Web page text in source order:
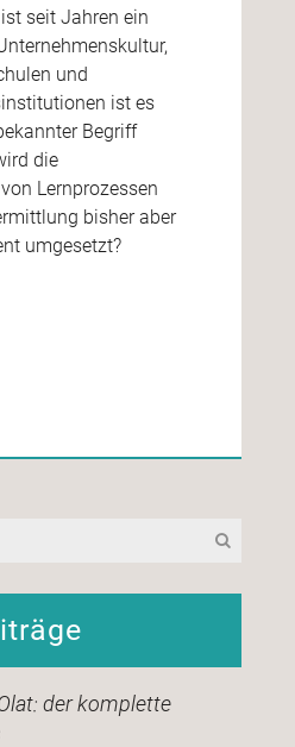
seit Jahren ein
und
ist es
Begriff
die
Lernprozessen
bisher aber
umgesetzt?
der komplette